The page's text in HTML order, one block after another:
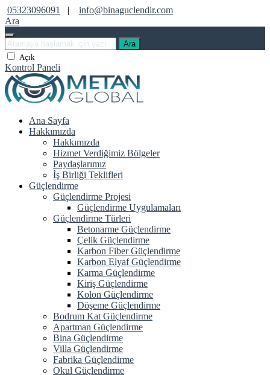
05323096091 |
info@binaguclendir.com
Ara
Ara
Açık
Kontrol Paneli
Ana Sayfa
Hakkımızda
Hakkımızda
Hizmet Verdiğimiz Bölgeler
Paydaşlarımız
İş Birliği Teklifleri
Güçlendirme
Güçlendirme Projesi
Güçlendirme Uygulamaları
Güçlendirme Türleri
Betonarme Güçlendirme
Çelik Güçlendirme
Karbon Fiber Güçlendirme
Karbon Elyaf Güçlendirme
Karma Güçlendirme
Kiriş Güçlendirme
Kolon Güçlendirme
Döşeme Güçlendirme
Bodrum Kat Güçlendirme
Apartman Güçlendirme
Bina Güçlendirme
Villa Güçlendirme
Fabrika Güçlendirme
Okul Güçlendirme